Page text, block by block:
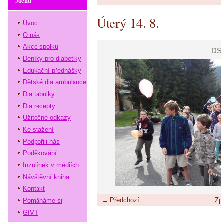
Úterý 14. 8.
← Předchozí
Úvod
O nás
Akce spolku
Deníky pro diabetiky
Edukační přednášky
Dětské dia ambulance
Dia tabulky
Dia recepty
Užitečné odkazy
Ke stažení
Podpořili nás
Poděkování
Inzulínek v médiích
Návštěvní kniha
Kontakt
Pomáháme si
GIVT